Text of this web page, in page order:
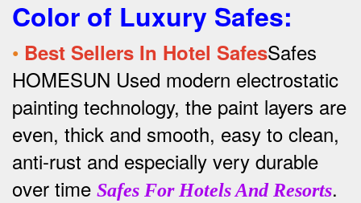
Color of Luxury Safes:
• Best Sellers In Hotel SafesSafes
HOMESUN Used modern electrostatic
painting technology, the paint layers are
even, thick and smooth, easy to clean,
anti-rust and especially very durable
over time Safes For Hotels And Resorts.